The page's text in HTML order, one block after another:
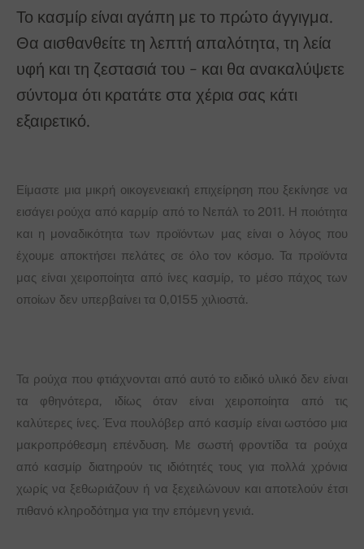
Το κασμίρ είναι αγάπη με το πρώτο άγγιγμα.
Θα αισθανθείτε τη λεπτή απαλότητα, τη λεία
υφή και τη ζεστασιά του - και θα ανακαλύψετε
σύντομα ότι κρατάτε στα χέρια σας κάτι
εξαιρετικό.
Είμαστε μια μικρή οικογενειακή επιχείρηση που ξεκίνησε να
εισάγει ρούχα από καρμίρ από το Νεπάλ το 2011. Η ποιότητα
και η μοναδικότητα των προϊόντων μας είναι ο λόγος που
έχουμε αποκτήσει πελάτες σε όλο τον κόσμο. Τα προϊόντα
μας είναι χειροποίητα από ίνες κασμίρ, το μέσο πάχος των
οποίων δεν υπερβαίνει τα 0,0155 χιλιοστά.
Τα ρούχα που φτιάχνονται από αυτό το ειδικό υλικό δεν είναι
τα φθηνότερα, ιδίως όταν είναι χειροποίητα από τις
καλύτερες ίνες. Ένα πουλόβερ από κασμίρ είναι ωστόσο μια
μακροπρόθεσμη επένδυση. Με σωστή φροντίδα τα ρούχα
από κασμίρ διατηρούν τις ιδιότητές τους για πολλά χρόνια
χωρίς να ξεθωριάζουν ή να ξεχειλώνουν και αποτελούν έτσι
πιθανό κληροδότημα για την επόμενη γενιά.